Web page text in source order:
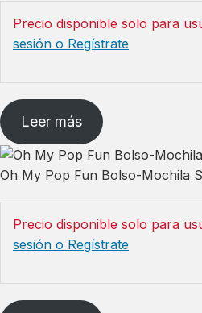
Precio disponible solo para
sesión o Regístrate
Leer más
Oh My Pop Fun Bolso-Mochila
Precio disponible solo para
sesión o Regístrate